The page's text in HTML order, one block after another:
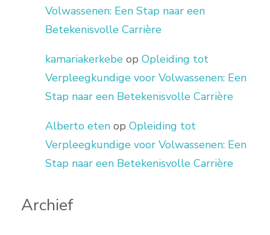
Volwassenen: Een Stap naar een
Betekenisvolle Carrière
kamariakerkebe op Opleiding tot
Verpleegkundige voor Volwassenen: Een
Stap naar een Betekenisvolle Carrière
Alberto eten op Opleiding tot
Verpleegkundige voor Volwassenen: Een
Stap naar een Betekenisvolle Carrière
Archief